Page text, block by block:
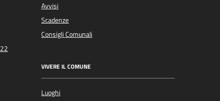
Avvisi
Scadenze
Consigli Comunali
VIVERE IL COMUNE
Luoghi